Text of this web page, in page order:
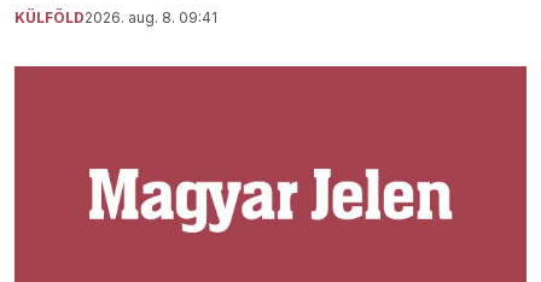
KÜLFÖLD2026. aug. 8. 09:41